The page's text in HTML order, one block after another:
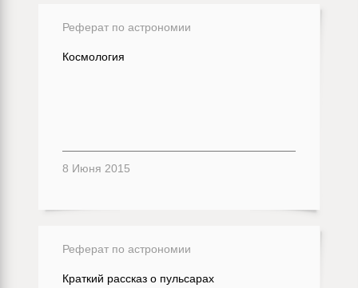
Реферат по астрономии
Космология
8 Июня 2015
Реферат по астрономии
Краткий рассказ о пульсарах